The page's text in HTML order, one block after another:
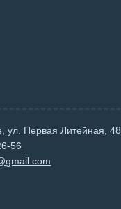
ул. Первая Литейная, 48
56